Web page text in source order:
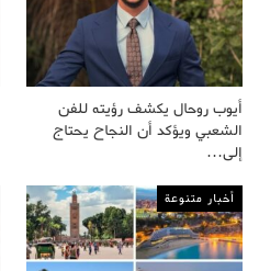
أيوب روحال يكشف رؤيته للفن
الشعبي ويؤكد أن النجاح يحتاج
إلى…
أخبار متنوعة